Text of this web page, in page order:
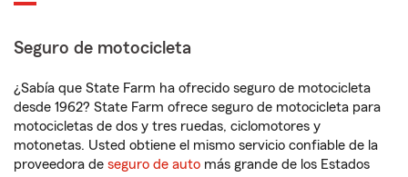
Seguro de motocicleta
¿Sabía que State Farm ha ofrecido seguro de motocicleta
desde 1962? State Farm ofrece seguro de motocicleta para
motocicletas de dos y tres ruedas, ciclomotores y
motonetas. Usted obtiene el mismo servicio confiable de la
proveedora de seguro de auto más grande de los Estados